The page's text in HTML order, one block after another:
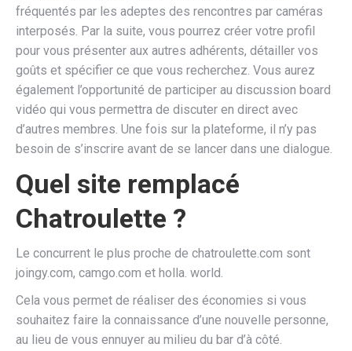
fréquentés par les adeptes des rencontres par caméras
interposés. Par la suite, vous pourrez créer votre profil
pour vous présenter aux autres adhérents, détailler vos
goûts et spécifier ce que vous recherchez. Vous aurez
également l’opportunité de participer au discussion board
vidéo qui vous permettra de discuter en direct avec
d’autres membres. Une fois sur la plateforme, il n’y pas
besoin de s’inscrire avant de se lancer dans une dialogue.
Quel site remplacé
Chatroulette ?
Le concurrent le plus proche de chatroulette.com sont
joingy.com, camgo.com et holla. world.
Cela vous permet de réaliser des économies si vous
souhaitez faire la connaissance d’une nouvelle personne,
au lieu de vous ennuyer au milieu du bar d’à côté.